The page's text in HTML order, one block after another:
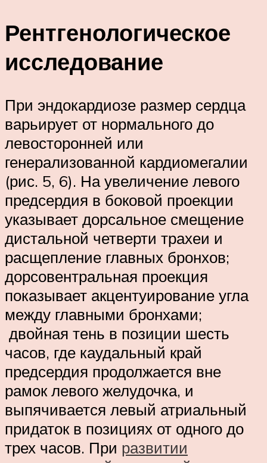
Рентгенологическое
исследование
При эндокардиозе размер сердца
варьирует от нормального до
левосторонней или
генерализованной кардиомегалии
(рис. 5, 6). На увеличение левого
предсердия в боковой проекции
указывает дорсальное смещение
дистальной четверти трахеи и
расщепление главных бронхов;
дорсовентральная проекция
показывает акцентуирование угла
между главными бронхами;
двойная тень в позиции шесть
часов, где каудальный край
предсердия продолжается вне
рамок левого желудочка, и
выпячивается левый атриальный
придаток в позициях от одного до
трех часов. При развитии